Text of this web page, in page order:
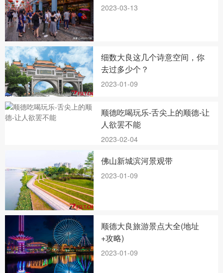
2023-03-13
细数大良这几个诗意空间，你
去过多少个？
2023-01-09
顺德吃喝玩乐-舌尖上的顺德-让
人欲罢不能
2023-02-04
佛山新城滨河景观带
2023-01-09
顺德大良旅游景点大全(地址
+攻略)
2023-01-09